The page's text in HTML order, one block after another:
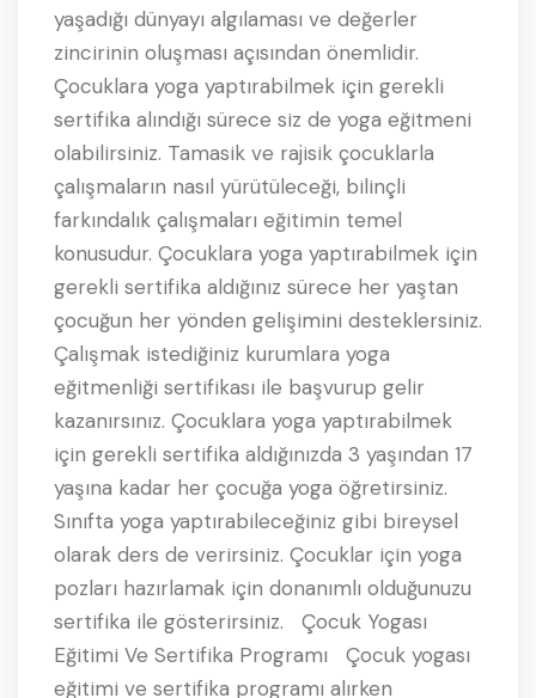
yaşadığı dünyayı algılaması ve değerler
zincirinin oluşması açısından önemlidir.
Çocuklara yoga yaptırabilmek için gerekli
sertifika alındığı sürece siz de yoga eğitmeni
olabilirsiniz. Tamasik ve rajisik çocuklarla
çalışmaların nasıl yürütüleceği, bilinçli
farkındalık çalışmaları eğitimin temel
konusudur. Çocuklara yoga yaptırabilmek için
gerekli sertifika aldığınız sürece her yaştan
çocuğun her yönden gelişimini desteklersiniz.
Çalışmak istediğiniz kurumlara yoga
eğitmenliği sertifikası ile başvurup gelir
kazanırsınız. Çocuklara yoga yaptırabilmek
için gerekli sertifika aldığınızda 3 yaşından 17
yaşına kadar her çocuğa yoga öğretirsiniz.
Sınıfta yoga yaptırabileceğiniz gibi bireysel
olarak ders de verirsiniz. Çocuklar için yoga
pozları hazırlamak için donanımlı olduğunuzu
sertifika ile gösterirsiniz. Çocuk Yogası
Eğitimi Ve Sertifika Programı Çocuk yogası
eğitimi ve sertifika programı alırken